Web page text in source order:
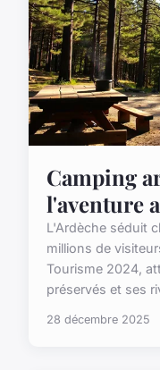
Camping
l'aventure
L'Ardèche séduit
millions de
Tourisme 2024,
préservés et ses
28 décembre 2025